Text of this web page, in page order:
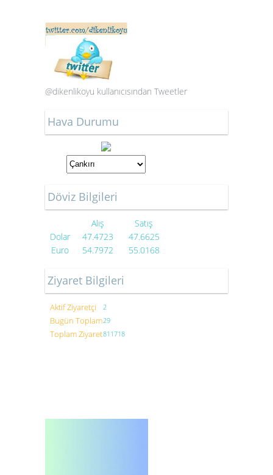
@dikenlikoyu kullanıcısından Tweetler
Hava Durumu
Döviz Bilgileri
Alış
Satış
Dolar
47.4723
47.6625
Euro
54.7972 55.0168
Ziyaret Bilgileri
Aktif Ziyaretçi 2
Bugün Toplam29
Toplam Ziyaret811718